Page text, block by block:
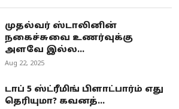
முதல்வர் ஸ்டாலினின்
நகைச்சுவை உணர்வுக்கு
அளவே இல்ல...
Aug 22, 2025
டாப் 5 ஸ்ட்ரீமிங் பிளாட்பார்ம் எது
தெரியுமா? கவனத்...